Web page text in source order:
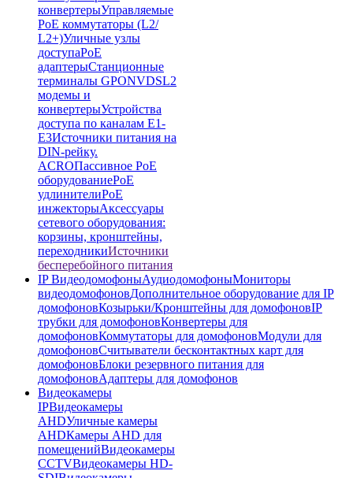
конвертерыУправляемые
PoE коммутаторы (L2/
L2+)Уличные узлы
доступаPoE
адаптерыСтанционные
терминалы GPONVDSL2
модемы и
конвертерыУстройства
доступа по каналам E1-
E3Источники питания на
DIN-рейку.
ACROПассивное PoE
оборудованиеPoE
удлинителиPoE
инжекторыАксессуары
сетевого оборудования:
корзины, кронштейны,
переходникиИсточники
бесперебойного питания
IP ВидеодомофоныАудиодомофоныМониторы
видеодомофоновДополнительное оборудование для IP
домофоновКозырьки/Кронштейны для домофоновIP
трубки для домофоновКонвертеры для
домофоновКоммутаторы для домофоновМодули для
домофоновСчитыватели бесконтактных карт для
домофоновБлоки резервного питания для
домофоновАдаптеры для домофонов
Видеокамеры
IPВидеокамеры
AHDУличные камеры
AHDКамеры AHD для
помещенийВидеокамеры
CCTVВидеокамеры HD-